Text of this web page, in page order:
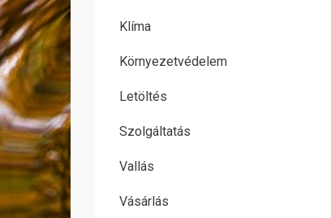
Klíma
Környezetvédelem
Letöltés
Szolgáltatás
Vallás
Vásárlás